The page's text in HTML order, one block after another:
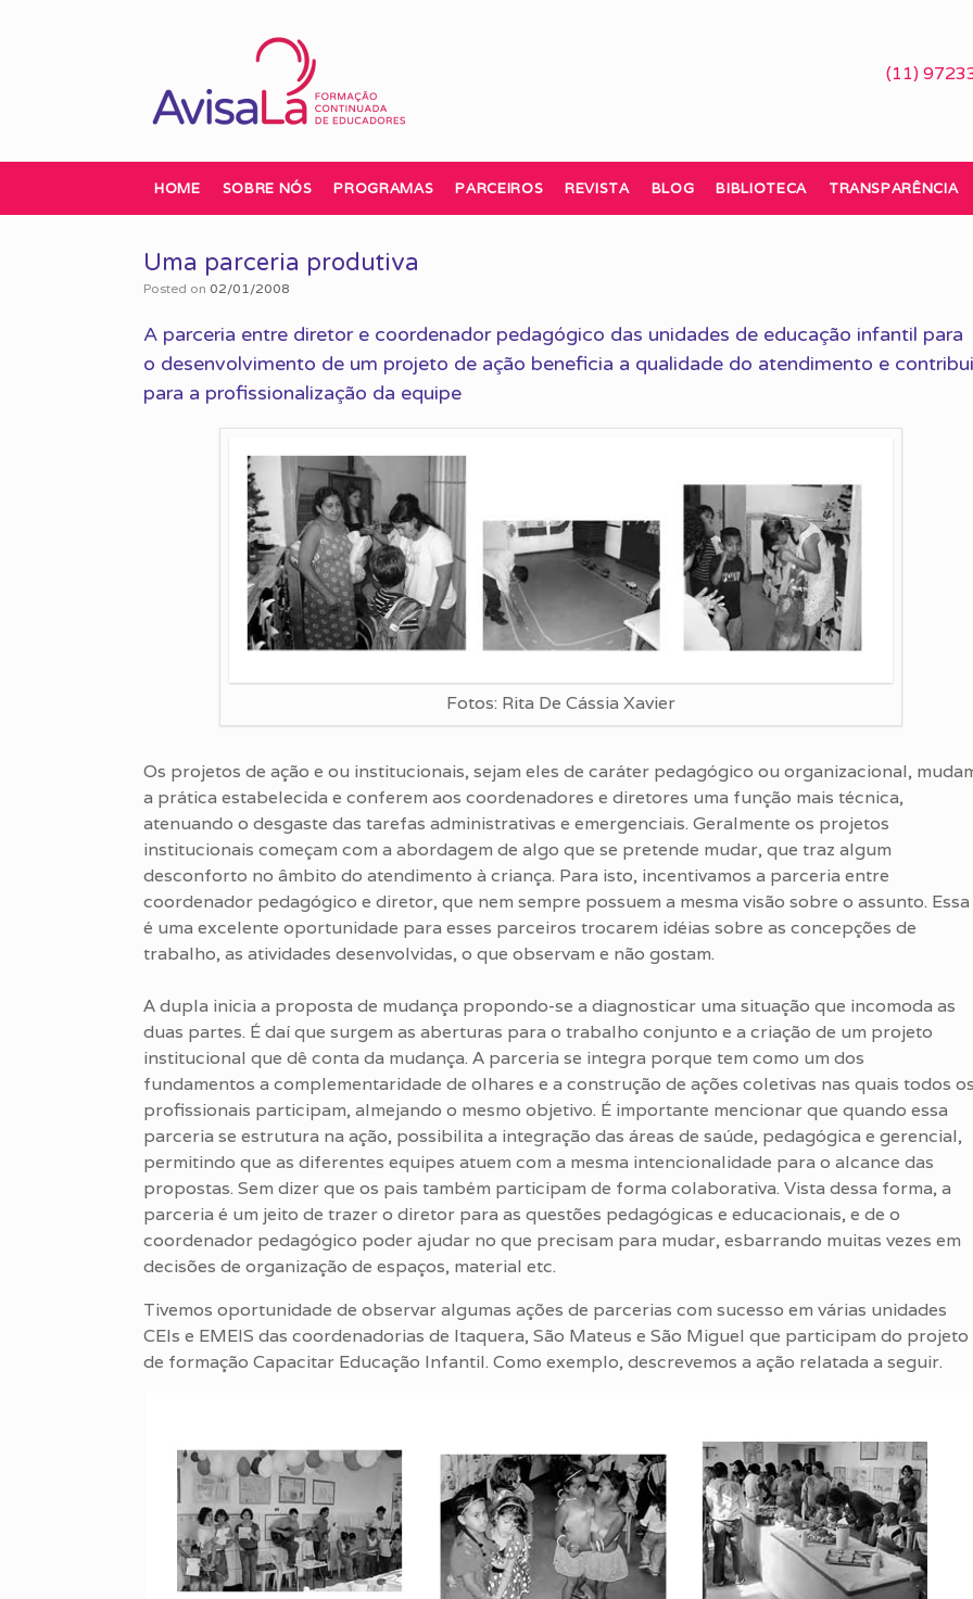
(11)
HOME SOBRE NÓS PROGRAMAS PARCEIROS REVISTA BLOG BIBLIOTECA TRANSPARÊNCIA
Uma parceria produtiva
Posted on 02/01/2008
A parceria entre diretor e coordenador pedagógico das unidades de educação infantil para
o desenvolvimento de um projeto de ação beneficia a qualidade do atendimento e contribui
para a profissionalização da equipe
Fotos: Rita De Cássia Xavier
Os projetos de ação e ou institucionais, sejam eles de caráter pedagógico ou organizacional,
a prática estabelecida e conferem aos coordenadores e diretores uma função mais técnica,
atenuando o desgaste das tarefas administrativas e emergenciais. Geralmente os projetos
institucionais começam com a abordagem de algo que se pretende mudar, que traz algum
desconforto no âmbito do atendimento à criança. Para isto, incentivamos a parceria entre
coordenador pedagógico e diretor, que nem sempre possuem a mesma visão sobre o assunto. Essa
é uma excelente oportunidade para esses parceiros trocarem idéias sobre as concepções de
trabalho, as atividades desenvolvidas, o que observam e não gostam.
A dupla inicia a proposta de mudança propondo-se a diagnosticar uma situação que incomoda as
duas partes. É daí que surgem as aberturas para o trabalho conjunto e a criação de um projeto
institucional que dê conta da mudança. A parceria se integra porque tem como um dos
fundamentos a complementaridade de olhares e a construção de ações coletivas nas quais todos
profissionais participam, almejando o mesmo objetivo. É importante mencionar que quando essa
parceria se estrutura na ação, possibilita a integração das áreas de saúde, pedagógica e gerencial,
permitindo que as diferentes equipes atuem com a mesma intencionalidade para o alcance das
propostas. Sem dizer que os pais também participam de forma colaborativa. Vista dessa forma, a
parceria é um jeito de trazer o diretor para as questões pedagógicas e educacionais, e de o
coordenador pedagógico poder ajudar no que precisam para mudar, esbarrando muitas vezes em
decisões de organização de espaços, material etc.
Tivemos oportunidade de observar algumas ações de parcerias com sucesso em várias unidades
CEIs e EMEIS das coordenadorias de Itaquera, São Mateus e São Miguel que participam do projeto
de formação Capacitar Educação Infantil. Como exemplo, descrevemos a ação relatada a seguir.